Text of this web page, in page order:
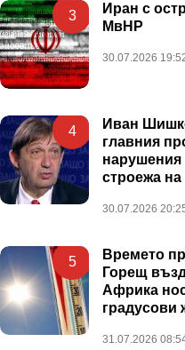
3
Иран с
МвНР
30.07.2026
4
Иван
главния
нарушения
строежа на
30.07.2026
5
Времето
Горещ
Африка
градусови
31.07.2026